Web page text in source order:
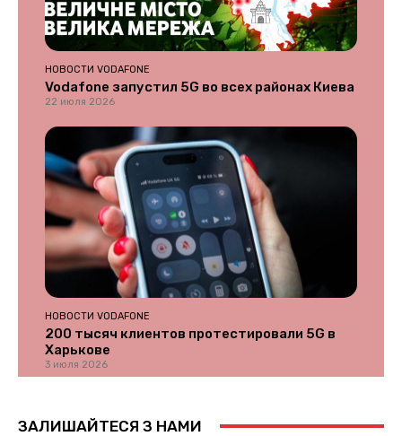
НОВОСТИ VODAFONE
Vodafone запустил 5G во всех районах Киева
22 июля 2026
НОВОСТИ VODAFONE
200 тысяч клиентов протестировали 5G в
Харькове
3 июля 2026
ЗАЛИШАЙТЕСЯ З НАМИ